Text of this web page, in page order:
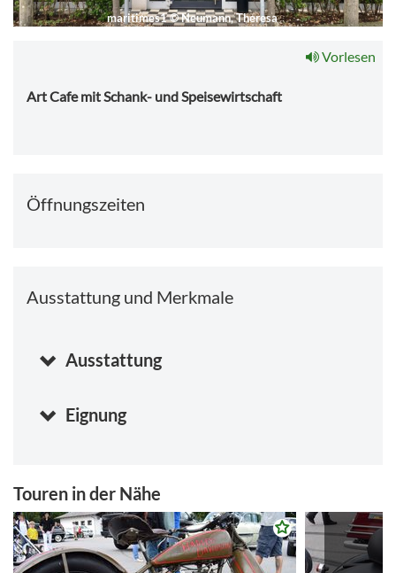
maritimes1©Neumann, Theresa
Vorlesen
Art Cafe mit Schank- und Speisewirtschaft
Öffnungszeiten
Ausstattung und Merkmale
Ausstattung
Eignung
Touren in der Nähe